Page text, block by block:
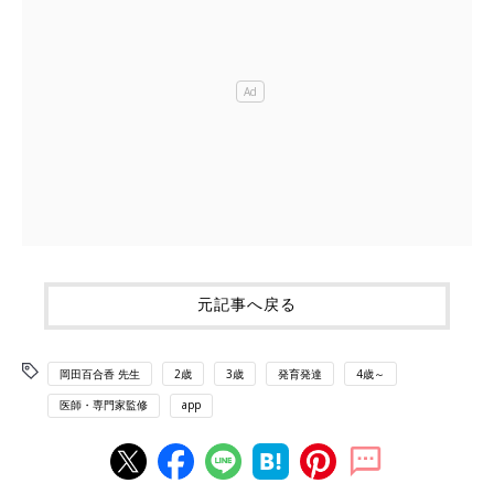
元記事へ戻る
岡田百合香 先生 2歳 3歳 発育発達 4歳～
医師・専門家監修 app